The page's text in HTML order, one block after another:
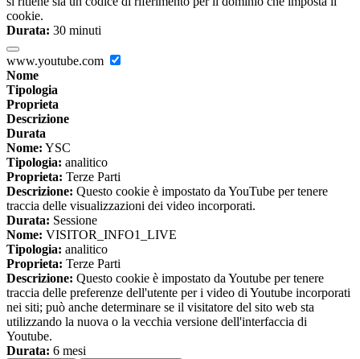
cookie.
Durata: 30 minuti
www.youtube.com
Nome
Tipologia
Proprieta
Descrizione
Durata
Nome: YSC
Tipologia: analitico
Proprieta: Terze Parti
Descrizione: Questo cookie è impostato da YouTube per tenere
traccia delle visualizzazioni dei video incorporati.
Durata: Sessione
Nome: VISITOR_INFO1_LIVE
Tipologia: analitico
Proprieta: Terze Parti
Descrizione: Questo cookie è impostato da Youtube per tenere
traccia delle preferenze dell'utente per i video di Youtube incorporati
nei siti; può anche determinare se il visitatore del sito web sta
utilizzando la nuova o la vecchia versione dell'interfaccia di
Youtube.
Durata: 6 mesi